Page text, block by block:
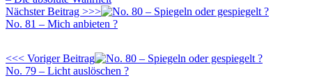
Nächster Beitrag >>>
No. 81 – Mich anbieten ?
<<< Voriger Beitrag
No. 79 – Licht auslöschen ?